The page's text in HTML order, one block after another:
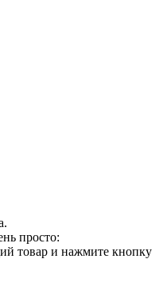
просто:
товар и нажмите кнопку